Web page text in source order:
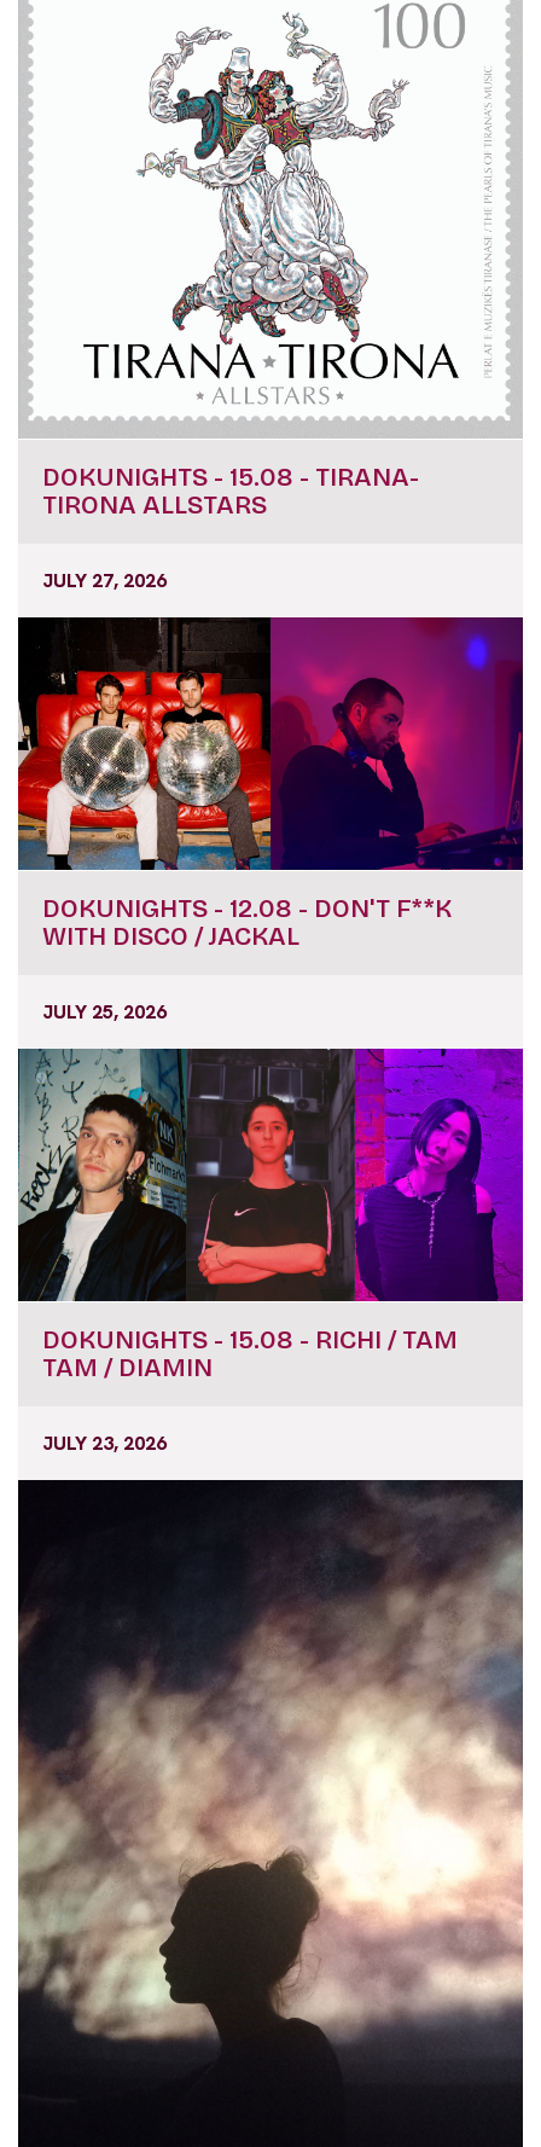
DOKUNIGHTS - 15.08 - TIRANA-
TIRONA ALLSTARS
JULY 27, 2026
DOKUNIGHTS - 12.08 - DON'T F**K
WITH DISCO / JACKAL
JULY 25, 2026
DOKUNIGHTS - 15.08 - RICHI / TAM
TAM / DIAMIN
JULY 23, 2026